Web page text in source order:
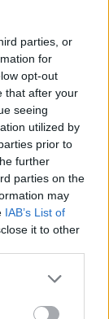
parties, or
for
opt-out
that after your
seeing
utilized by
prior to
further
parties on the
may
IAB’s List of
it to other
Google
may click to